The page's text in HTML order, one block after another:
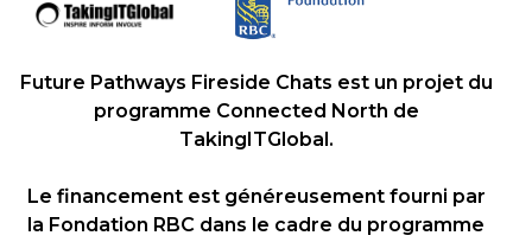
Future Pathways Fireside Chats est un projet du
programme Connected North de
TakingITGlobal.
Le financement est généreusement fourni par
la Fondation RBC dans le cadre du programme